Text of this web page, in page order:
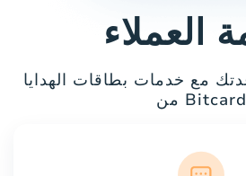
العملاء
مع خدمات بطاقات الهدايا
من Bitcard